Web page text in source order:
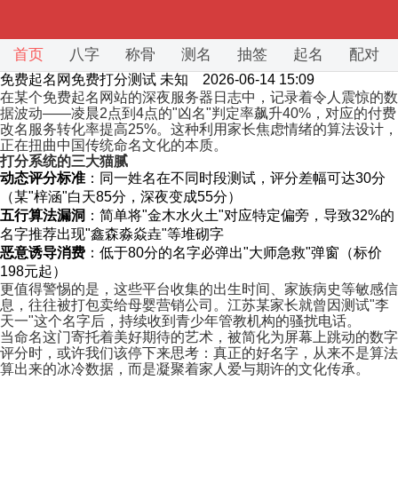
首页 八字 称骨 测名 抽签 起名 配对
免费起名网免费打分测试 未知 2026-06-14 15:09
在某个免费起名网站的深夜服务器日志中，记录着令人震惊的数
据波动——凌晨2点到4点的"凶名"判定率飙升40%，对应的付费
改名服务转化率提高25%。这种利用家长焦虑情绪的算法设计，
正在扭曲中国传统命名文化的本质。
打分系统的三大猫腻
动态评分标准 ：同一姓名在不同时段测试，评分差幅可达30分
（某"梓涵"白天85分，深夜变成55分）
五行算法漏洞 ：简单将"金木水火土"对应特定偏旁，导致32%的
名字推荐出现"鑫森淼焱垚"等堆砌字
恶意诱导消费 ：低于80分的名字必弹出"大师急救"弹窗（标价
198元起）
更值得警惕的是，这些平台收集的出生时间、家族病史等敏感信
息，往往被打包卖给母婴营销公司。江苏某家长就曾因测试"李
天一"这个名字后，持续收到青少年管教机构的骚扰电话。
当命名这门寄托着美好期待的艺术，被简化为屏幕上跳动的数字
评分时，或许我们该停下来思考：真正的好名字，从来不是算法
算出来的冰冷数据，而是凝聚着家人爱与期许的文化传承。